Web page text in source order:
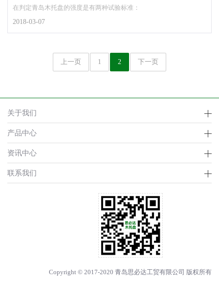
在判定青岛木托盘的强度是有两种试验标准：
2018-03-07
上一页 1 2 下一页
关于我们
产品中心
资讯中心
联系我们
Copyright © 2017-2020 青岛思必达工贸有限公司 版权所有